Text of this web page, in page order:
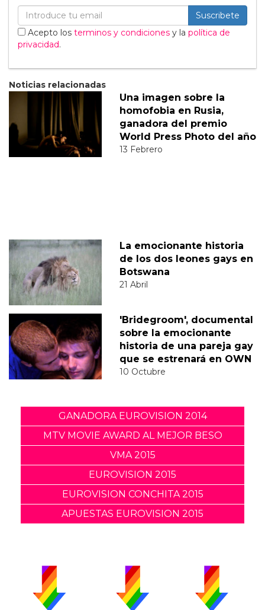
Suscribete
Acepto los terminos y condiciones y la política de
privacidad.
Noticias relacionadas
Una imagen sobre la
homofobia en Rusia,
ganadora del premio
World Press Photo del año
13 Febrero
La emocionante historia
de los dos leones gays en
Botswana
21 Abril
'Bridegroom', documental
sobre la emocionante
historia de una pareja gay
que se estrenará en OWN
10 Octubre
GANADORA EUROVISION 2014
MTV MOVIE AWARD AL MEJOR BESO
VMA 2015
EUROVISION 2015
EUROVISION CONCHITA 2015
APUESTAS EUROVISION 2015